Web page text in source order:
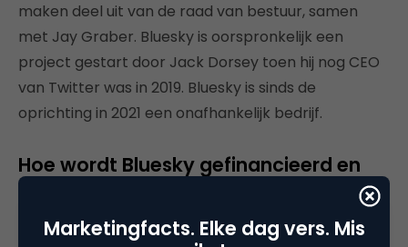
maken deel uit van de raad van bestuur, samen
met Jay Graber. Bluesky is oorspronkelijk een
project gestart door Jack Dorsey toen hij nog CEO
van Twitter was in 2019. Bluesky is sinds de
oprichting in 2021 een onafhankelijk bedrijf.
Hoe wordt Bluesky gefinancieerd en
wat is de bedrijfsstructuur?
Bluesky ontving aanvankelijk $13 miljoen van Twitter
Marketingfacts. Elke dag vers. Mis